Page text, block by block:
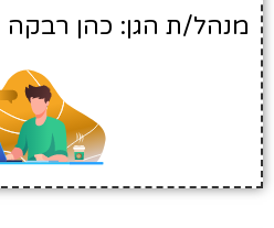
מנהל/ת הגן: כהן רבקה